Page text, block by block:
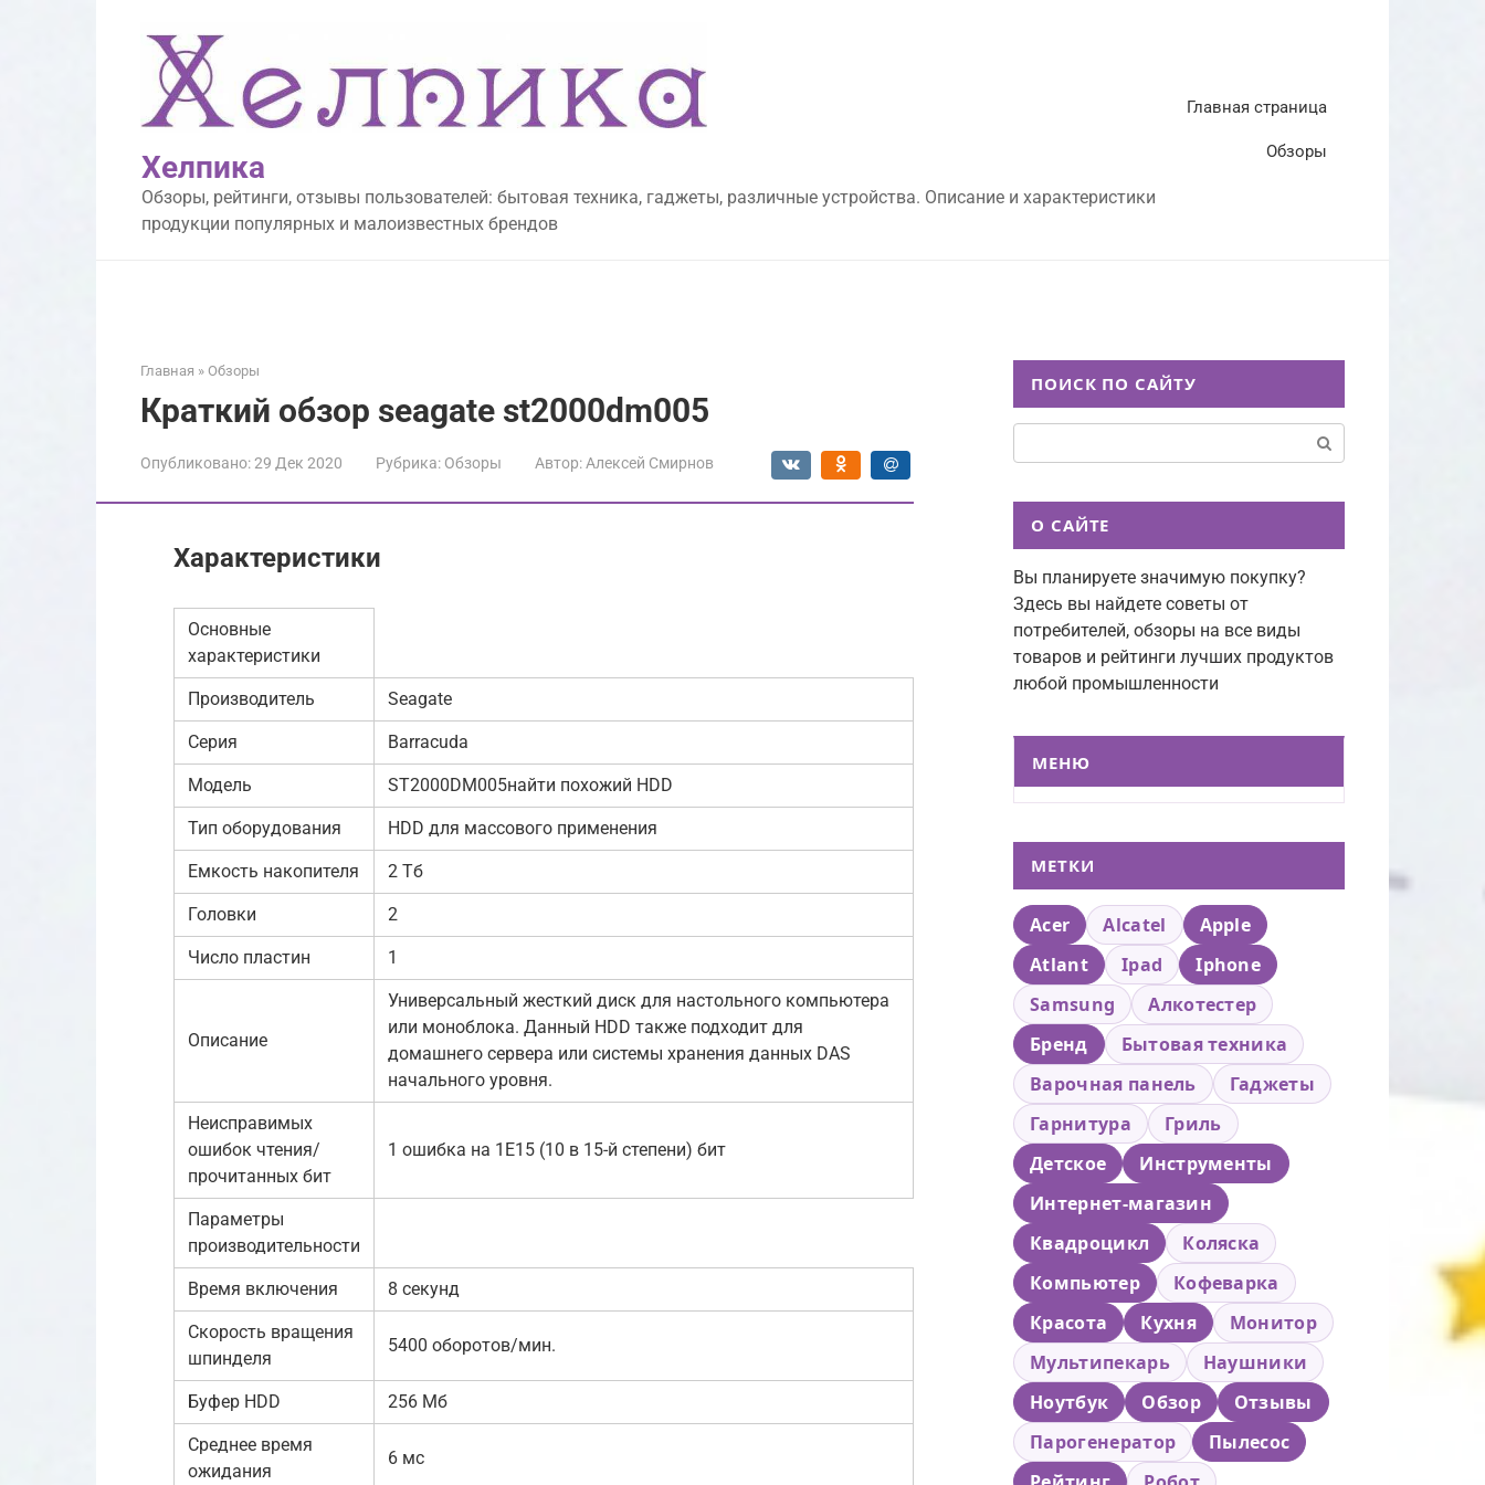
Хелпика
Обзоры, рейтинги, отзывы пользователей: бытовая техника, гаджеты, различные устройства. Описание и характеристики
продукции популярных и малоизвестных брендов
Главная страница
Обзоры
Главная » Обзоры
Краткий обзор seagate st2000dm005
Опубликовано:29 Дек 2020 Рубрика: Обзоры Автор: Алексей Смирнов
Характеристики
Основные
характеристики
Производитель Seagate
Серия Barracuda
Модель ST2000DM005найти похожий HDD
Тип оборудования HDD для массового применения
Емкость накопителя 2 Тб
Головки 2
Число пластин 1
Описание
Универсальный жесткий диск для настольного компьютера
или моноблока. Данный HDD также подходит для
домашнего сервера или системы хранения данных DAS
начального уровня.
Неисправимых
ошибок чтения/
прочитанных бит
1 ошибка на 1E15 (10 в 15-й степени) бит
Параметры
производительности
Время включения 8 секунд
Скорость вращения
шпинделя
5400 оборотов/мин.
Буфер HDD 256 Мб
Среднее время
ожидания
6 мс
ПОИСК ПО САЙТУ
О САЙТЕ
Вы планируете значимую покупку?
Здесь вы найдете советы от
потребителей, обзоры на все виды
товаров и рейтинги лучших продуктов
любой промышленности
МЕНЮ
МЕТКИ
Acer Alcatel
Apple
Atlant
Ipad
Iphone
Samsung
Алкотестер
Бренд
Бытовая техника
Варочная панель
Гаджеты
Гарнитура
Гриль
Детское
Инструменты
Интернет-магазин
Квадроцикл
Коляска
Компьютер
Кофеварка
Красота
Кухня
Монитор
Мультипекарь
Наушники
Ноутбук
Обзор
Отзывы
Парогенератор
Пылесос